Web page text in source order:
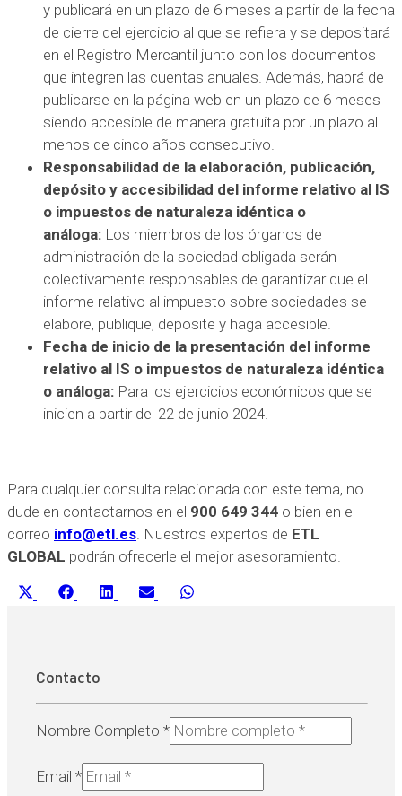
y publicará en un plazo de 6 meses a partir de la fecha
de cierre del ejercicio al que se refiera y se depositará
en el Registro Mercantil junto con los documentos
que integren las cuentas anuales. Además, habrá de
publicarse en la página web en un plazo de 6 meses
siendo accesible de manera gratuita por un plazo al
menos de cinco años consecutivo.
Responsabilidad de la elaboración, publicación,
depósito y accesibilidad del informe relativo al IS
o impuestos de naturaleza idéntica o
análoga: Los miembros de los órganos de
administración de la sociedad obligada serán
colectivamente responsables de garantizar que el
informe relativo al impuesto sobre sociedades se
elabore, publique, deposite y haga accesible.
Fecha de inicio de la presentación del informe
relativo al IS o impuestos de naturaleza idéntica
o análoga: Para los ejercicios económicos que se
inicien a partir del 22 de junio 2024.
Para cualquier consulta relacionada con este tema, no
dude en contactarnos en el 900 649 344 o bien en el
correo info@etl.es. Nuestros expertos de ETL
GLOBAL podrán ofrecerle el mejor asesoramiento.
CompartirCompartir
FacebookCompartir
LinkedInCompartir
Email
Contacto
Nombre Completo *
Email *